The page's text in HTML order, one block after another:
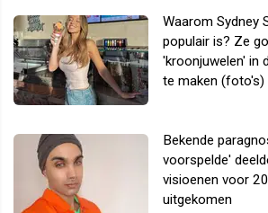
Waarom Sydney
populair is? Ze
'kroonjuwelen' in
te maken (foto's)
Bekende
voorspelde'
visioenen voor
uitgekomen